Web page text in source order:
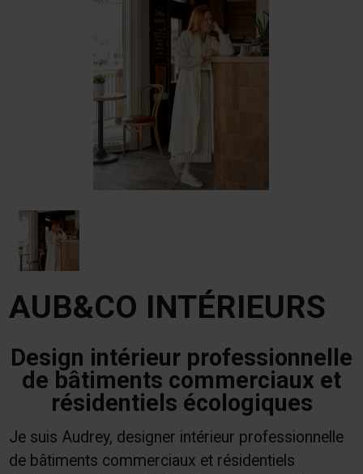
AUB&CO INTÉRIEURS
Design intérieur professionnelle
de bâtiments commerciaux et
résidentiels écologiques
Je suis Audrey, designer intérieur professionnelle
de bâtiments commerciaux et résidentiels